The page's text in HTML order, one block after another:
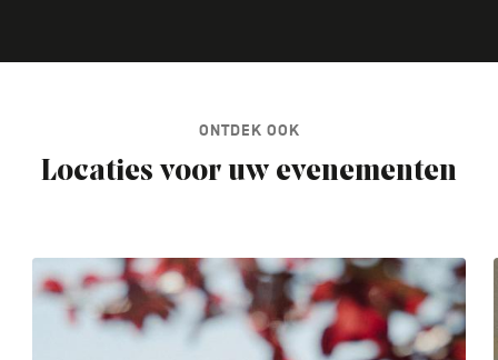
ONTDEK OOK
Locaties voor uw evenementen